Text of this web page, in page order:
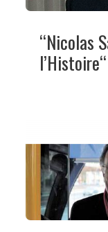
“Nicolas
l’Histoire“